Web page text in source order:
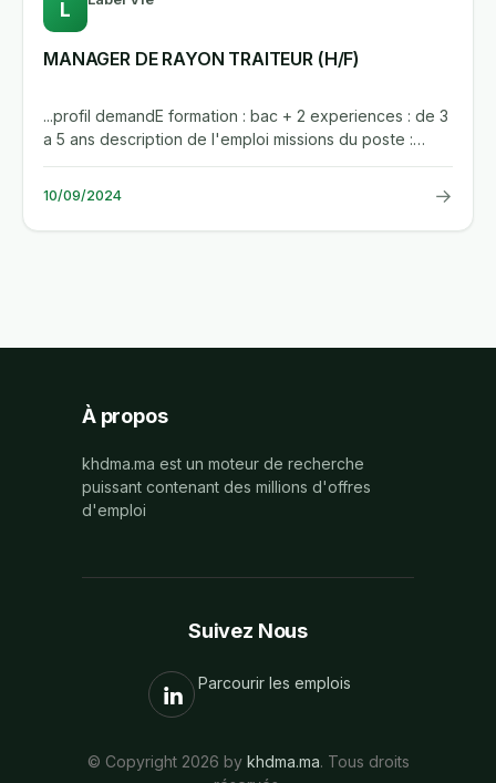
L
MANAGER DE RAYON TRAITEUR (H/F)
...profil demandE formation : bac + 2 experiences : de 3
a 5 ans description de l'emploi missions du poste :
assurer une...
10/09/2024 →
À propos
khdma.ma est un moteur de recherche
puissant contenant des millions d'offres
d'emploi
Suivez Nous
Parcourir les emplois
© Copyright 2026 by khdma.ma. Tous droits